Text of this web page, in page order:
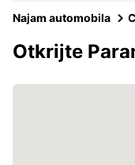
Najam automobila
Otkrijte